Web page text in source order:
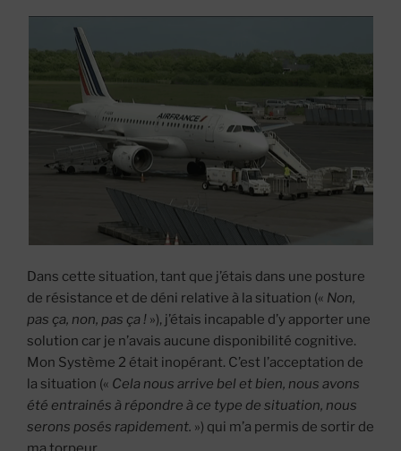
Dans cette situation, tant que j’étais dans une posture
de résistance et de déni relative à la situation (« Non,
pas ça, non, pas ça ! »), j’étais incapable d’y apporter une
solution car je n’avais aucune disponibilité cognitive.
Mon Système 2 était inopérant. C’est l’acceptation de
la situation (« Cela nous arrive bel et bien, nous avons
été entrainés à répondre à ce type de situation, nous
serons posés rapidement. ») qui m’a permis de sortir de